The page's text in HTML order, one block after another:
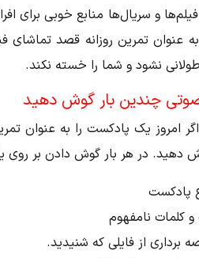
و سریال‌ها منابع خوبی برای
عنوان تمرین روزانه قصد تماشای
نشود و شما را خسته نکند.
چندین بار گوش دهید
امروز یک پادکست را به عنوان
دهید. در هر بار گوش دادن بر روی
پادکست
کلمات نامفهوم
برداری از فایلی که شنیدید.